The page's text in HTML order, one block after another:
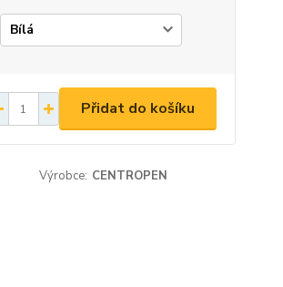
Přidat do košíku
Výrobce: CENTROPEN